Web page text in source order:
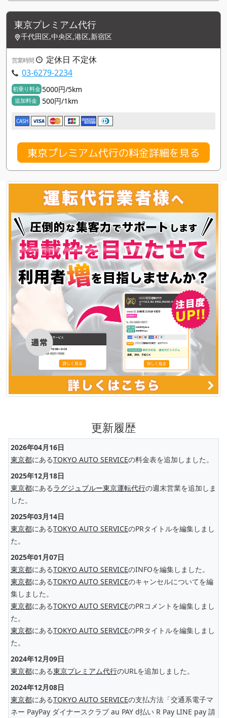
東京プレミアム代行
千代田区,中央区,港区,新宿区
営業時間
定休日 不定休
03-6279-2234
初乗り料金 5000円/5km
追加料金 500円/1km
CASH
東京プレミアム代行の料金詳細を見る
更新履歴
2026年04月16日
東京都にあるTOKYO AUTO SERVICEの料金表を追加しました。
2025年12月18日
東京都にあるラグジュブルー東京運転代行の週末営業を追加しま
した。
2025年03月14日
東京都にあるTOKYO AUTO SERVICEのPRタイトルを編集しまし
た。
2025年01月07日
東京都にあるTOKYO AUTO SERVICEのINFOを編集しました。
東京都にあるTOKYO AUTO SERVICEのキャンセルについてを編
集しました。
東京都にあるTOKYO AUTO SERVICEのPRコメントを編集しまし
た。
東京都にあるTOKYO AUTO SERVICEのPRタイトルを編集しまし
た。
2024年12月09日
東京都にある東京プレミアム代行のURLを追加しました。
2024年12月08日
東京都にあるTOKYO AUTO SERVICEの支払方法「交通系電子マ
ネー PayPay ダイナースクラブ au PAY d払い R Pay LINE pay 請